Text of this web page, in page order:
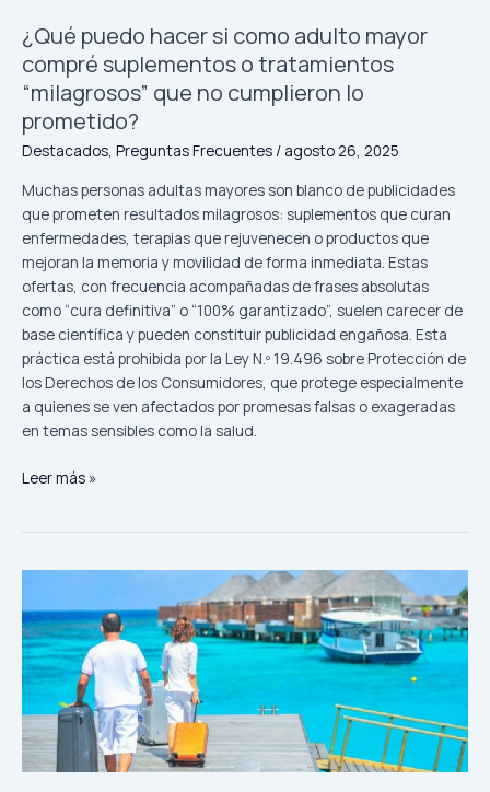
¿Qué puedo hacer si como adulto mayor
compré suplementos o tratamientos
“milagrosos” que no cumplieron lo
prometido?
Destacados Preguntas Frecuentes / agosto 26, 2025
Muchas personas adultas mayores son blanco de publicidades
que prometen resultados milagrosos: suplementos que curan
enfermedades, terapias que rejuvenecen o productos que
mejoran la memoria y movilidad de forma inmediata. Estas
ofertas, con frecuencia acompañadas de frases absolutas
como “cura definitiva” o “100% garantizado”, suelen carecer de
base científica y pueden constituir publicidad engañosa. Esta
práctica está prohibida por la Ley N.º 19.496 sobre Protección de
los Derechos de los Consumidores, que protege especialmente
a quienes se ven afectados por promesas falsas o exageradas
en temas sensibles como la salud.
tratamientos
“milagrosos”
que
cumplieron
lo
prometido?
Leer más »
puedo
hacer
si
un
hotel
o
servicio
turístico